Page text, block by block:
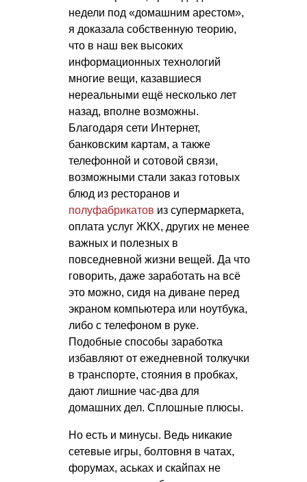
недели под «домашним арестом»,
я доказала собственную теорию,
что в наш век высоких
информационных технологий
многие вещи, казавшиеся
нереальными ещё несколько лет
назад, вполне возможны.
Благодаря сети Интернет,
банковским картам, а также
телефонной и сотовой связи,
возможными стали заказ готовых
блюд из ресторанов и
полуфабрикатов из супермаркета,
оплата услуг ЖКХ, других не менее
важных и полезных в
повседневной жизни вещей. Да что
говорить, даже заработать на всё
это можно, сидя на диване перед
экраном компьютера или ноутбука,
либо с телефоном в руке.
Подобные способы заработка
избавляют от ежедневной толкучки
в транспорте, стояния в пробках,
дают лишние час-два для
домашних дел. Сплошные плюсы.
Но есть и минусы. Ведь никакие
сетевые игры, болтовня в чатах,
форумах, аськах и скайпах не